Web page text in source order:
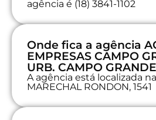
agência é (18) 3841-1102
Onde fica a agência
EMPRESAS CAMPO
URB. CAMPO
A agência está localizada
MARECHAL RONDON, 1541